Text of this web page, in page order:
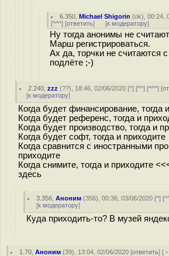
6.350 ,Michael Shigorin (ok), 00:24,
[^^^] [ответить] [к модератору]
Ну тогда анонимы не
Марш регистрироваться.
Ах да, торчки не считаются
подлёте ;-)
2.240 ,zzz (??), 18:46, 02/06/2020 [^] [^^] [^^^] [
[к модератору]
Когда будет финансирование, тогда
Когда будет референс, тогда и
Когда будет производство, тогда и
Когда будет софт, тогда и приходите
Когда сравнится с иностранными
приходите
Когда снимите, тогда и приходите
здесь
3.356 ,Аноним (356), 00:36, 03/06/2020 [^] [
[к модератору]
Куда приходить-то? В музей
1.70 ,Аноним (39), 13:04, 02/06/2020 [ответить] [